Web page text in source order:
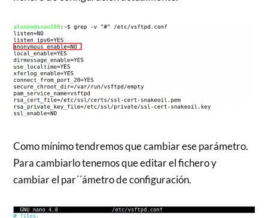
Como mínimo tendremos que cambiar ese parámetro.
Para cambiarlo tenemos que editar el fichero y
cambiar el par´´ámetro de configuración.